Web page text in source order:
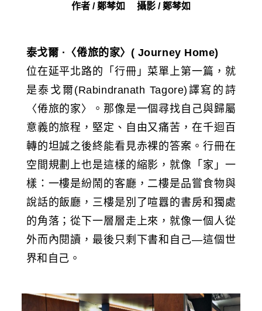
作者 / 鄭棽如 攝影 / 鄭棽如
泰戈爾 ·〈倦旅的家〉( Journey Home)
位在延平北路的「行冊」菜單上第一篇，就
是泰戈爾(Rabindranath Tagore)譯寫的詩
〈倦旅的家〉。那像是一個尋找自己與歸屬
意義的旅程，堅定、自由又痛苦，在千迴百
轉的坦誠之後終能看見赤裸的答案。行冊在
空間規劃上也是這樣的縮影，就像「家」一
樣：一樓是紛鬧的客廳，二樓是品嘗食物與
說話的飯廳，三樓是別了喧囂的書房和獨處
的角落；從下一層層走上來，就像一個人從
外而內閱讀，最後只剩下書和自己—這個世
界和自己。